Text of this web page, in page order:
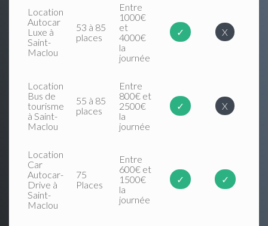
Location
Autocar
Luxe à
Saint-
Maclou
53 à 85
places
Entre
1000€
et
4000€
la
journée
✓ X
Location
Bus de
tourisme
à Saint-
Maclou
55 à 85
places
Entre
800€ et
2500€
la
journée
✓ X
Location
Car
Autocar-
Drive à
Saint-
Maclou
75
Places
Entre
600€ et
1500€
la
journée
✓ ✓